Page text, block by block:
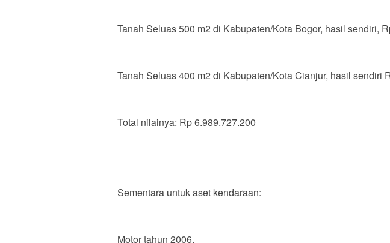
Tanah Seluas 500 m2 di Kabupaten/Kota Bogor, hasil sendiri,
Tanah Seluas 400 m2 di Kabupaten/Kota Cianjur, hasil sendiri
Total nilainya: Rp 6.989.727.200
Sementara untuk aset kendaraan:
Motor tahun 2006,